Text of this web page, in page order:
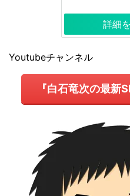
詳細
Youtubeチャンネル
『白石竜次の最新